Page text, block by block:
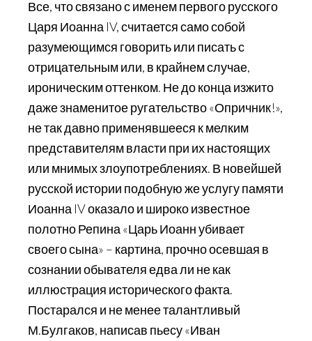
Все, что связано с именем первого русского
Царя Иоанна IV, считается само собой
разумеющимся говорить или писать с
отрицательным или, в крайнем случае,
ироническим оттенком. Не до конца изжито
даже знаменитое ругательство «Опричник!»,
не так давно применявшееся к мелким
представителям власти при их настоящих
или мнимых злоупотреблениях. В новейшей
русской истории подобную же услугу памяти
Иоанна IV оказало и широко известное
полотно Репина «Царь Иоанн убивает
своего сына» – картина, прочно осевшая в
сознании обывателя едва ли не как
иллюстрация исторического факта.
Постарался и не менее талантливый
М.Булгаков, написав пьесу «Иван